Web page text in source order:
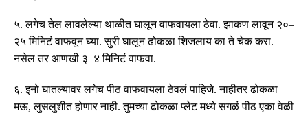
५.लगेच तेल लावलेल्या थाळीत घालून वाफवायला ठेवा.झाकण लावून २०–
२५ मिनिटं वाफवून घ्या.सुरी घालून ढोकळा शिजलाय का ते चेक करा.
नसेल तर आणखी ३–४ मिनिटं वाफवा.
६.इनो घातल्यावर लगेच पीठ वाफवायला ठेवलं पाहिजे.नाहीतर ढोकळा
मऊ,लुसलुशीत होणार नाही.तुमच्या ढोकळा प्लेट मध्ये सगळं पीठ एका वेळी